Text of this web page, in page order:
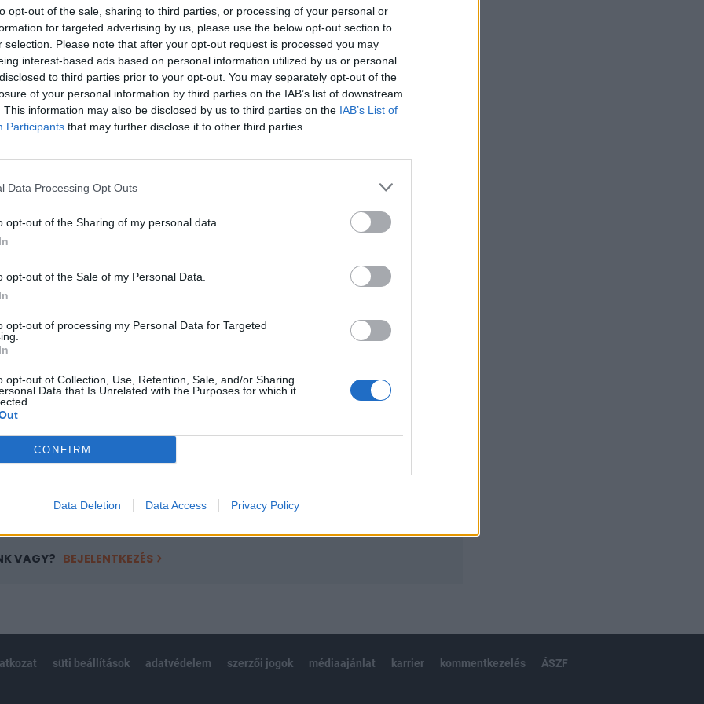
opt-out of the sale, sharing to third parties, or processing of your personal or
for targeted advertising by us, please use the below opt-out section to
selection. Please note that after your opt-out request is processed you may
interest-based ads based on personal information utilized by us or personal
to third parties prior to your opt-out. You may separately opt-out of the
of your personal information by third parties on the IAB’s list of downstream
This information may also be disclosed by us to third parties on the IAB’s List of
Participants that may further disclose it to other third parties.
Data Processing Opt Outs
opt-out of the Sharing of my personal data.
opt-out of the Sale of my Personal Data.
opt-out of processing my Personal Data for Targeted
opt-out of Collection, Use, Retention, Sale, and/or Sharing
Data that Is Unrelated with the Purposes for which it
CONFIRM
Data Deletion Data Access Privacy Policy
türelmesnek kell lenniük az új magyar miniszterelnökkel, Magyar
renitenseként emlegetett Orbán Viktor utódjával – szemben,
a magyarországi választások óta, a ciprusi tagállami egyeztetésre a
kormányfő már el sem ment.
elveszítette a választásokat, már nem vett részt a brüsszeli munkavacsorán –
Times a ciprusi uniós csúcstalálkozóról. Távollétében az Európai Unió gyorsan
is. Ezt a két lépést Budapest korábban hosszú...
portfolio.hu hírarchívumához tartozik, melynek olvasása előfizetéses
tartalmazza:
cikkarchívum
elmúlt 2 év napon belüli
Előfizetés
VAGY? BEJELENTKEZÉS
süti beállítások adatvédelem szerzői jogok médiaajánlat karrier kommentkezelés ÁSZF